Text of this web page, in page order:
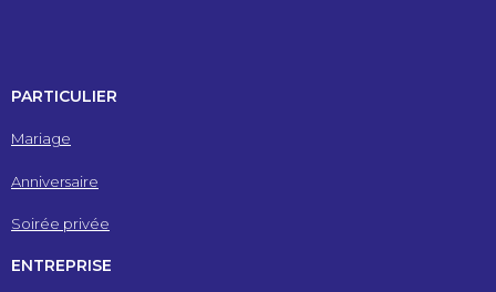
PARTICULIER
Mariage
Anniversaire
Soirée privée
ENTREPRISE